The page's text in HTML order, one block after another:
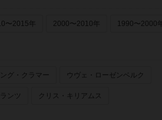
〜2015年 2000〜2010年 1990〜2000年
グ・クラマー ウヴェ・ローゼンベルク
ンツ クリス・キリアムス